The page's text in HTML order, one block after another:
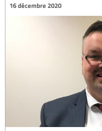
16 décembre 2020